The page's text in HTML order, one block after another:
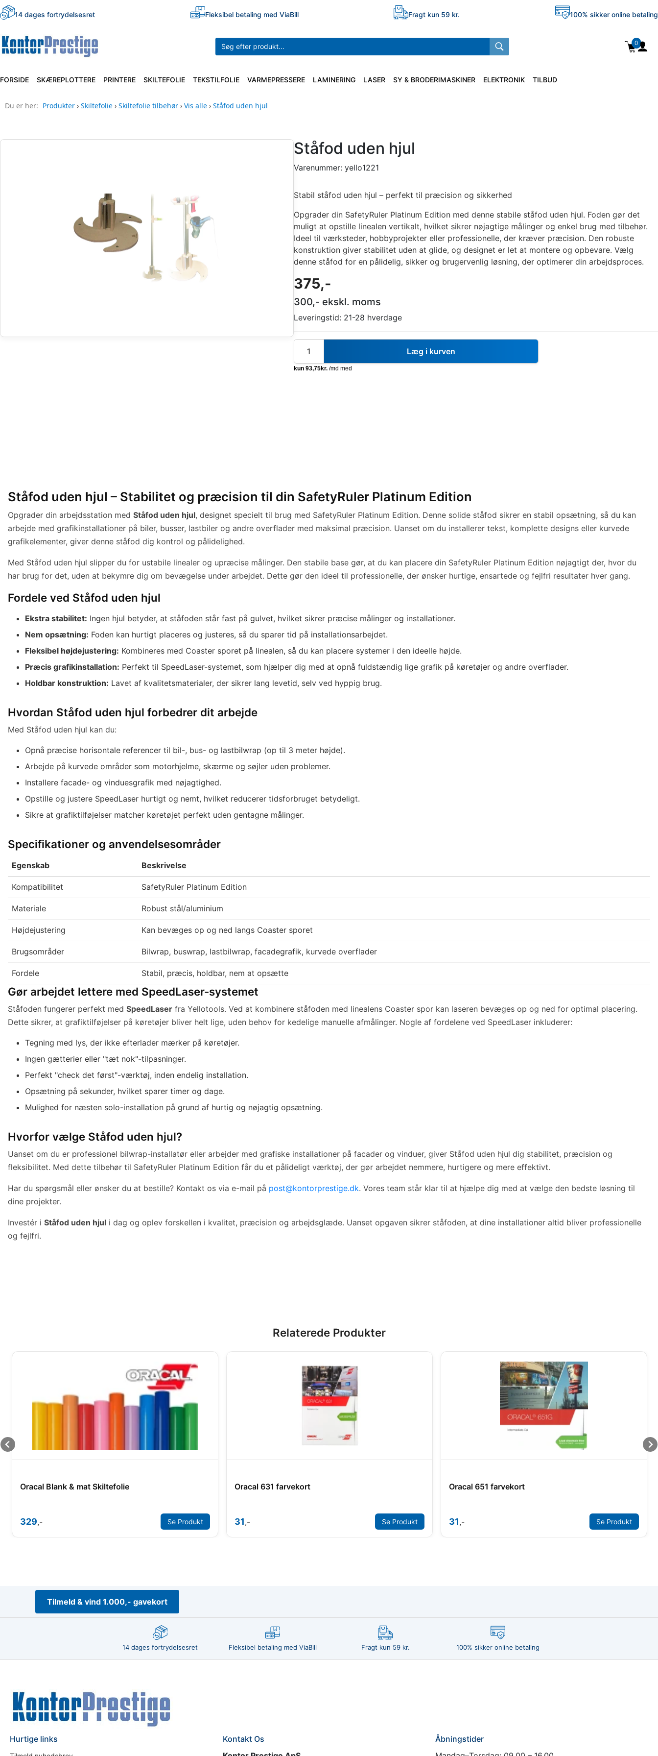
14 dages fortrydelsesret Fleksibel betaling med ViaBill Fragt kun 59 kr. 100% sikker online betaling
0
FORSIDE SKÆREPLOTTERE PRINTERE SKILTEFOLIE TEKSTILFOLIE VARMEPRESSERE LAMINERING LASER SY & BRODERIMASKINER ELEKTRONIK TILBUD
Du er her: Produkter › Skiltefolie › Skiltefolie tilbehør › Vis alle › Ståfod uden hjul
Ståfod uden hjul
Varenummer: yello1221
Stabil ståfod uden hjul – perfekt til præcision og sikkerhed
Opgrader din SafetyRuler Platinum Edition med denne stabile ståfod uden hjul. Foden gør det
muligt at opstille linealen vertikalt, hvilket sikrer nøjagtige målinger og enkel brug med tilbehør.
Ideel til værksteder, hobbyprojekter eller professionelle, der kræver præcision. Den robuste
konstruktion giver stabilitet uden at glide, og designet er let at montere og opbevare. Vælg
denne ståfod for en pålidelig, sikker og brugervenlig løsning, der optimerer din arbejdsproces.
375,-
300,- ekskl. moms
Leveringstid: 21-28 hverdage
Læg i kurven
Ståfod uden hjul – Stabilitet og præcision til din SafetyRuler Platinum Edition
Opgrader din arbejdsstation med Ståfod uden hjul, designet specielt til brug med SafetyRuler Platinum Edition. Denne solide ståfod sikrer en stabil opsætning, så du kan
arbejde med grafikinstallationer på biler, busser, lastbiler og andre overflader med maksimal præcision. Uanset om du installerer tekst, komplette designs eller kurvede
grafikelementer, giver denne ståfod dig kontrol og pålidelighed.
Med Ståfod uden hjul slipper du for ustabile linealer og upræcise målinger. Den stabile base gør, at du kan placere din SafetyRuler Platinum Edition nøjagtigt der, hvor du
har brug for det, uden at bekymre dig om bevægelse under arbejdet. Dette gør den ideel til professionelle, der ønsker hurtige, ensartede og fejlfri resultater hver gang.
Fordele ved Ståfod uden hjul
Ekstra stabilitet: Ingen hjul betyder, at ståfoden står fast på gulvet, hvilket sikrer præcise målinger og installationer.
Nem opsætning: Foden kan hurtigt placeres og justeres, så du sparer tid på installationsarbejdet.
Fleksibel højdejustering: Kombineres med Coaster sporet på linealen, så du kan placere systemer i den ideelle højde.
Præcis grafikinstallation: Perfekt til SpeedLaser-systemet, som hjælper dig med at opnå fuldstændig lige grafik på køretøjer og andre overflader.
Holdbar konstruktion: Lavet af kvalitetsmaterialer, der sikrer lang levetid, selv ved hyppig brug.
Hvordan Ståfod uden hjul forbedrer dit arbejde
Med Ståfod uden hjul kan du:
Opnå præcise horisontale referencer til bil-, bus- og lastbilwrap (op til 3 meter højde).
Arbejde på kurvede områder som motorhjelme, skærme og søjler uden problemer.
Installere facade- og vinduesgrafik med nøjagtighed.
Opstille og justere SpeedLaser hurtigt og nemt, hvilket reducerer tidsforbruget betydeligt.
Sikre at grafiktilføjelser matcher køretøjet perfekt uden gentagne målinger.
Specifikationer og anvendelsesområder
Egenskab Beskrivelse
Kompatibilitet SafetyRuler Platinum Edition
Materiale Robust stål/aluminium
Højdejustering Kan bevæges op og ned langs Coaster sporet
Brugsområder Bilwrap, buswrap, lastbilwrap, facadegrafik, kurvede overflader
Fordele Stabil, præcis, holdbar, nem at opsætte
Gør arbejdet lettere med SpeedLaser-systemet
Ståfoden fungerer perfekt med SpeedLaser fra Yellotools. Ved at kombinere ståfoden med linealens Coaster spor kan laseren bevæges op og ned for optimal placering.
Dette sikrer, at grafiktilføjelser på køretøjer bliver helt lige, uden behov for kedelige manuelle afmålinger. Nogle af fordelene ved SpeedLaser inkluderer:
Tegning med lys, der ikke efterlader mærker på køretøjer.
Ingen gætterier eller "tæt nok"-tilpasninger.
Perfekt "check det først"-værktøj, inden endelig installation.
Opsætning på sekunder, hvilket sparer timer og dage.
Mulighed for næsten solo-installation på grund af hurtig og nøjagtig opsætning.
Hvorfor vælge Ståfod uden hjul?
Uanset om du er professionel bilwrap-installatør eller arbejder med grafiske installationer på facader og vinduer, giver Ståfod uden hjul dig stabilitet, præcision og
fleksibilitet. Med dette tilbehør til SafetyRuler Platinum Edition får du et pålideligt værktøj, der gør arbejdet nemmere, hurtigere og mere effektivt.
Har du spørgsmål eller ønsker du at bestille? Kontakt os via e-mail på post@kontorprestige.dk. Vores team står klar til at hjælpe dig med at vælge den bedste løsning til
dine projekter.
Investér i Ståfod uden hjul i dag og oplev forskellen i kvalitet, præcision og arbejdsglæde. Uanset opgaven sikrer ståfoden, at dine installationer altid bliver professionelle
og fejlfri.
Relaterede Produkter
Oracal Blank & mat Skiltefolie
329,- Se Produkt
Oracal 631 farvekort
31,- Se Produkt
Oracal 651 farvekort
31,- Se Produkt
Tilmeld & vind 1.000,- gavekort
14 dages fortrydelsesret Fleksibel betaling med ViaBill Fragt kun 59 kr. 100% sikker online betaling
Hurtige links
Kontakt Os
Åbningstider